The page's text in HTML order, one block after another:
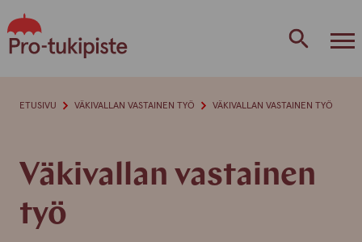
to
content
Väkivallan vastainen
työ
ETUSIVU VÄKIVALLAN VASTAINEN TYÖ VÄKIVALLAN VASTAINEN TYÖ